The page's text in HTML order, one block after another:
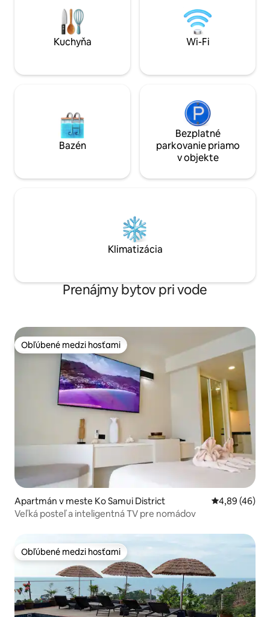
Nachádza sa vedľa historického
čínskeho chrámu Maenam. Nový predný
vchod zo záhrady je zdieľaný s
chrámom.
starými
obytnými
vnútri, krásnou
interiéri,
Kuchyňa Wi-Fi
Bazén
Bezplatné
parkovanie priamo
v objekte
Klimatizácia
Prenájmy bytov pri vode
Obľúbené medzi hosťami
Obľúbené medzi hosťami
Apartmán v meste Ko Samui District Priemerné
4,89 (46)
Veľká posteľ a inteligentná TV pre nomádov
Obľúbené medzi hosťami
Obľúbené medzi hosťami